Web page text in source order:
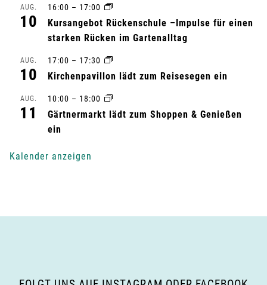
N
AUG.
10
16:00 – 17:00
Kursangebot Rückenschule –Impulse für einen
starken Rücken im Gartenalltag
AUG.
10
17:00 – 17:30
Kirchenpavillon lädt zum Reisesegen ein
AUG.
11
10:00 – 18:00
Gärtnermarkt lädt zum Shoppen & Genießen
ein
Kalender anzeigen